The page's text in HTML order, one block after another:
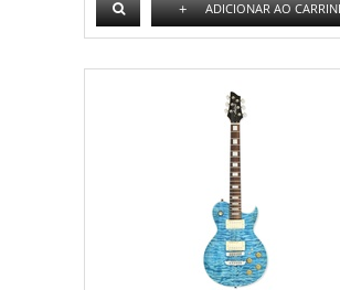
+ ADICIONAR AO